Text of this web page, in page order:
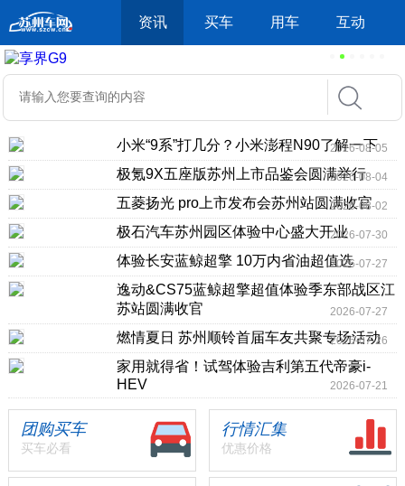
资讯 买车 用车 互动
小米“9系”打几分？小米澎程N90了解一下
2026-08-05
极氪9X五座版苏州上市品鉴会圆满举行
2026-08-04
五菱扬光 pro上市发布会苏州站圆满收官
2026-08-02
极石汽车苏州园区体验中心盛大开业2026-07-30
体验长安蓝鲸超擎 10万内省油超值选2026-07-27
逸动&CS75蓝鲸超擎超值体验季东部战区江
苏站圆满收官
2026-07-27
燃情夏日 苏州顺铃首届车友共聚专场活动
2026-07-26
家用就得省！试驾体验吉利第五代帝豪i-
HEV
2026-07-21
团购买车
买车必看
行情汇集
优惠价格